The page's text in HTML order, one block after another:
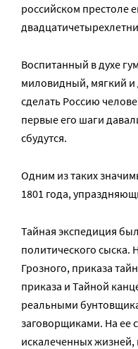
российском престоле
Воспитанный в духе
миловидный, мягкий
сделать Россию
первые его шаги
сбудутся.
Одним из таких
1801 года,
Тайная экспедиция
политического
Грозного, приказа
приказа и Тайной
реальными
заговорщиками. На ее
искалеченных